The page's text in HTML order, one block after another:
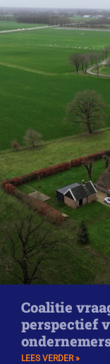
Coalitie
perspectief
LEES VERDER »